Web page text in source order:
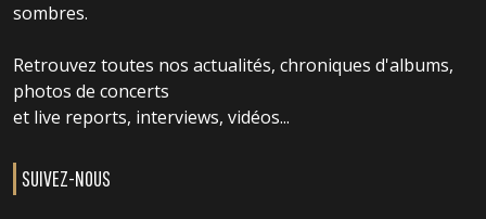
sombres.
Retrouvez toutes nos actualités, chroniques d'albums,
photos de concerts
et live reports, interviews, vidéos...
SUIVEZ-NOUS